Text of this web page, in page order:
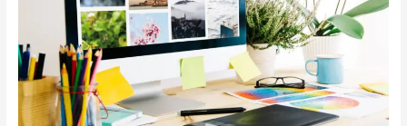
encargamos